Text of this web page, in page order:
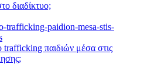
διαδίκτυο;
trafficking παιδιών μέσα στις